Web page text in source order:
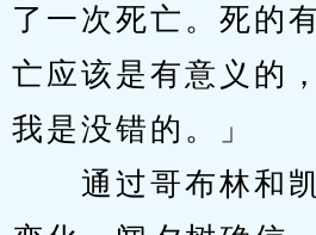
了一次死亡。死的
亡应该是有意义的
我是没错的。」
通过哥布林和凯